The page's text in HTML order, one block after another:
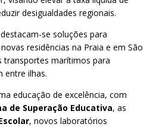
desigualdades regionais.
se soluções para
residências na Praia e em São
transportes marítimos para
entre ilhas.
educação de excelência, com
de Superação Educativa, as
, novos laboratórios